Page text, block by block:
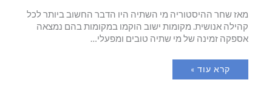
מאז שחר ההיסטוריה מי השתיה היו הדבר החשוב ביותר לכל
קהילה אנושית. מקומות ישוב הוקמו במקומות בהם נמצאה
אספקה זמינה של מי שתיה טובים ומפעלי…
קרא עוד »